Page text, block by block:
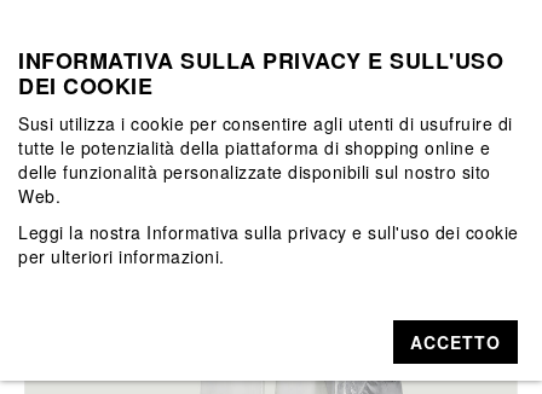
INFORMATIVA SULLA PRIVACY E SULL'USO
DEI COOKIE
Susi utilizza i cookie per consentire agli utenti di usufruire di
tutte le potenzialità della piattaforma di shopping online e
delle funzionalità personalizzate disponibili sul nostro sito
Web.
Leggi la nostra Informativa sulla privacy e sull'uso dei cookie
per ulteriori informazioni.
ACCETTO